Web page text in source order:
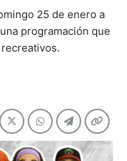
25 de enero a
programación que